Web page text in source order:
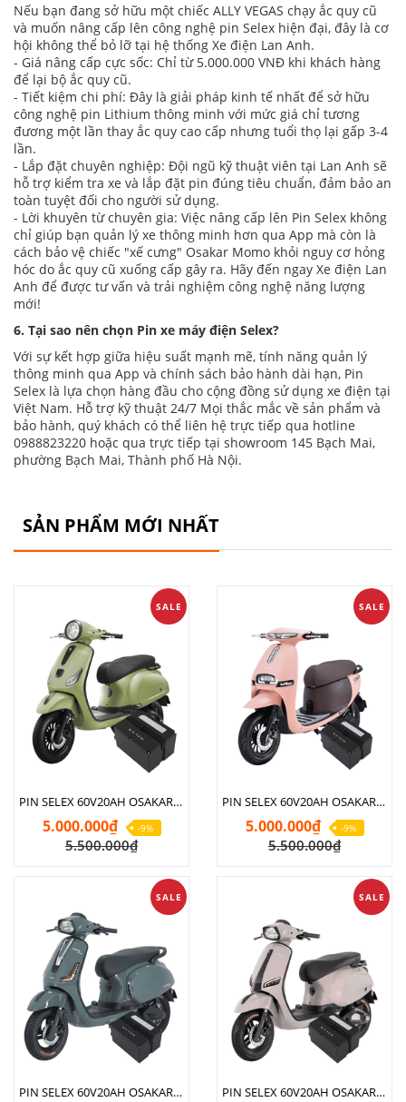
Nếu bạn đang sở hữu một chiếc ALLY VEGAS chạy ắc quy cũ
và muốn nâng cấp lên công nghệ pin Selex hiện đại, đây là cơ
hội không thể bỏ lỡ tại hệ thống Xe điện Lan Anh.
- Giá nâng cấp cực sốc: Chỉ từ 5.000.000 VNĐ khi khách hàng
để lại bộ ắc quy cũ.
- Tiết kiệm chi phí: Đây là giải pháp kinh tế nhất để sở hữu
công nghệ pin Lithium thông minh với mức giá chỉ tương
đương một lần thay ắc quy cao cấp nhưng tuổi thọ lại gấp 3-4
lần.
- Lắp đặt chuyên nghiệp: Đội ngũ kỹ thuật viên tại Lan Anh sẽ
hỗ trợ kiểm tra xe và lắp đặt pin đúng tiêu chuẩn, đảm bảo an
toàn tuyệt đối cho người sử dụng.
- Lời khuyên từ chuyên gia: Việc nâng cấp lên Pin Selex không
chỉ giúp bạn quản lý xe thông minh hơn qua App mà còn là
cách bảo vệ chiếc "xế cưng" Osakar Momo khỏi nguy cơ hỏng
hóc do ắc quy cũ xuống cấp gây ra. Hãy đến ngay Xe điện Lan
Anh để được tư vấn và trải nghiệm công nghệ năng lượng
mới!
6. Tại sao nên chọn Pin xe máy điện Selex?
Với sự kết hợp giữa hiệu suất mạnh mẽ, tính năng quản lý
thông minh qua App và chính sách bảo hành dài hạn, Pin
Selex là lựa chọn hàng đầu cho cộng đồng sử dụng xe điện tại
Việt Nam. Hỗ trợ kỹ thuật 24/7 Mọi thắc mắc về sản phẩm và
bảo hành, quý khách có thể liên hệ trực tiếp qua hotline
0988823220 hoặc qua trực tiếp tại showroom 145 Bạch Mai,
phường Bạch Mai, Thành phố Hà Nội.
SẢN PHẨM MỚI NHẤT
SALE
PIN SELEX 60V20AH OSAKAR CLASSY SI
5.000.000₫ -9%
5.500.000₫
SALE
PIN SELEX 60V20AH OSAKAR GOGO FIONA
5.000.000₫ -9%
5.500.000₫
SALE
PIN SELEX 60V20AH OSAKAR NISPA LUMIA
SALE
PIN SELEX 60V20AH OSAKAR NISPA VERA SX